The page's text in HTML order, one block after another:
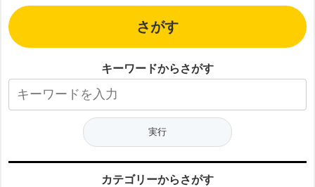
さがす
キーワードからさがす
カテゴリーからさがす